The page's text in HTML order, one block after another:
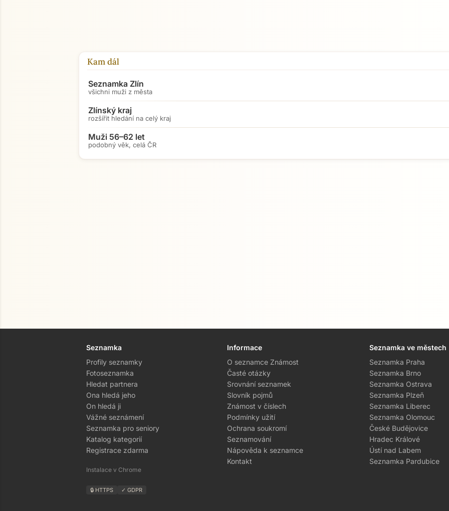
Kam dál
Seznamka Zlín
všichni muži z města
Zlínský kraj
rozšířit hledání na celý kraj
Muži 56–62 let
podobný věk, celá ČR
Seznamka
Profily seznamky
Fotoseznamka
Hledat partnera
Ona hledá jeho
On hledá ji
Vážné seznámení
Seznamka pro seniory
Katalog kategorií
Registrace zdarma
Instalace v Chrome
🔒 HTTPS ✓ GDPR
Informace
O seznamce Známost
Časté otázky
Srovnání seznamek
Slovník pojmů
Známost v číslech
Podmínky užití
Ochrana soukromí
Seznamování
Nápověda k seznamce
Kontakt
Seznamka ve městech
Seznamka Praha
Seznamka Brno
Seznamka Ostrava
Seznamka Plzeň
Seznamka Liberec
Seznamka Olomouc
České Budějovice
Hradec Králové
Ústí nad Labem
Seznamka Pardubice